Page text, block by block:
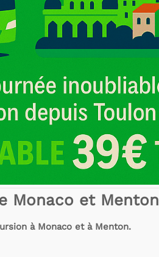
Monaco et Menton
à Monaco et à Menton.